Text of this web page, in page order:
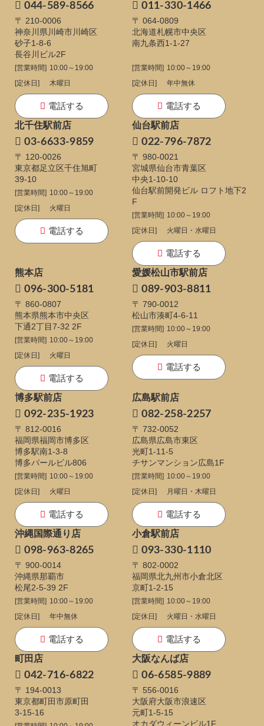
044-589-8566
〒 210-0006
神奈川県川崎市川崎区
砂子1-8-6
長谷川ビル2F
[営業時間] 10:00～19:00
[定休日]
木曜日
電話する
011-330-1466
〒 064-0809
北海道札幌市中央区
南九条西1-1-27
[営業時間] 10:00～19:00
[定休日]
年中無休
電話する
北千住駅前店
03-6633-9859
〒 120-0026
東京都足立区千住旭町
39-10
[営業時間] 10:00～19:00
[定休日]
火曜日
電話する
仙台駅前店
022-796-7872
〒 980-0021
宮城県仙台市青葉区
中央1-10-10
仙台駅前開発ビル ロフト地下2
F
[営業時間] 10:00～19:00
[定休日]
火曜日・水曜日
電話する
熊本店
096-300-5181
〒 860-0807
熊本県熊本市中央区
下通2丁目7-32 2F
[営業時間] 10:00～19:00
[定休日]
火曜日
電話する
愛媛松山市駅前店
089-903-8811
〒 790-0012
松山市湊町4-6-11
[営業時間] 10:00～19:00
[定休日]
火曜日
電話する
博多駅前店
092-235-1923
〒 812-0016
福岡県福岡市博多区
博多駅南1-3-8
博多パールビル806
[営業時間] 10:00～19:00
[定休日]
火曜日
電話する
広島駅前店
082-258-2257
〒 732-0052
広島県広島市東区
光町1-11-5
チサンマンション広島1F
[営業時間] 10:00～19:00
[定休日]
月曜日・木曜日
電話する
沖縄国際通り店
098-963-8265
〒 900-0014
沖縄県那覇市
松尾2-5-39 2F
[営業時間] 10:00～19:00
[定休日]
年中無休
電話する
小倉駅前店
093-330-1110
〒 802-0002
福岡県北九州市小倉北区
京町1-2-15
[営業時間] 10:00～19:00
[定休日]
火曜日・水曜日
電話する
町田店
042-716-6822
〒 194-0013
東京都町田市原町田
3-15-16
大阪なんば店
06-6585-9889
〒 556-0016
大阪府大阪市浪速区
元町1-5-15
オカダウィーンビル1F